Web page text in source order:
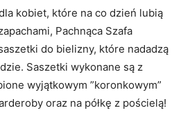
kobiet, które na co dzień lubią
Pachnąca Szafa
do bielizny, które nadadzą
Saszetki wykonane są z
wyjątkowym ”koronkowym”
oraz na półkę z pościelą!